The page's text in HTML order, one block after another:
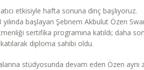
etkisiyle hafta sonuna dinç başlıyoruz.
başlayan Şebnem Akbulut Özen
sertifika programına katıldı; daha
diploma sahibi oldu.
stüdyosunda devam eden Özen